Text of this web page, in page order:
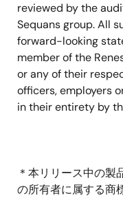
reviewed by the
Sequans group. All
forward-looking
member of the
or any of their
officers, employers
in their entirety by
＊本リリース中の製
の所有者に属する商